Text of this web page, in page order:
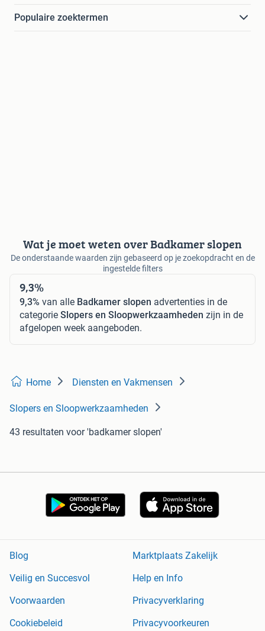
Populaire zoektermen
Wat je moet weten over Badkamer slopen
De onderstaande waarden zijn gebaseerd op je zoekopdracht en de
ingestelde filters
9,3%
9,3% van alle Badkamer slopen advertenties in de
categorie Slopers en Sloopwerkzaamheden zijn in de
afgelopen week aangeboden.
Home Diensten en Vakmensen
Slopers en Sloopwerkzaamheden
43 resultaten voor 'badkamer slopen'
Blog
Marktplaats Zakelijk
Veilig en Succesvol
Help en Info
Voorwaarden
Privacyverklaring
Cookiebeleid
Privacyvoorkeuren